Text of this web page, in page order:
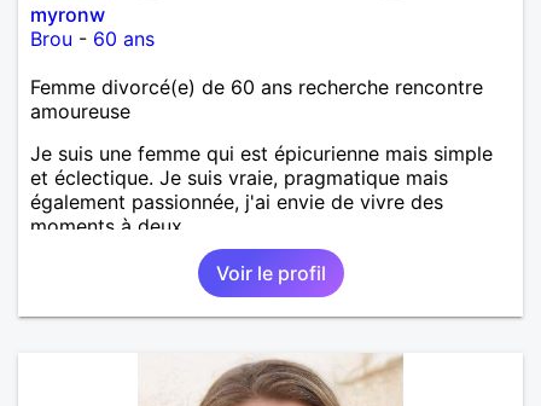
myronw
Brou - 60 ans
Femme divorcé(e) de 60 ans recherche rencontre
amoureuse
Je suis une femme qui est épicurienne mais simple
et éclectique. Je suis vraie, pragmatique mais
également passionnée, j'ai envie de vivre des
moments à deux.
Voir le profil